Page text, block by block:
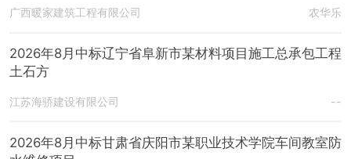
广西暖家建筑工程有限公司 农华乐
2026年8月中标辽宁省阜新市某材料项目施工总承包工程
土石方
江苏海骄建设有限公司 --
2026年8月中标甘肃省庆阳市某职业技术学院车间教室防